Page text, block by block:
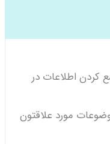
کردن اطلاعات در
مورد علاقتون